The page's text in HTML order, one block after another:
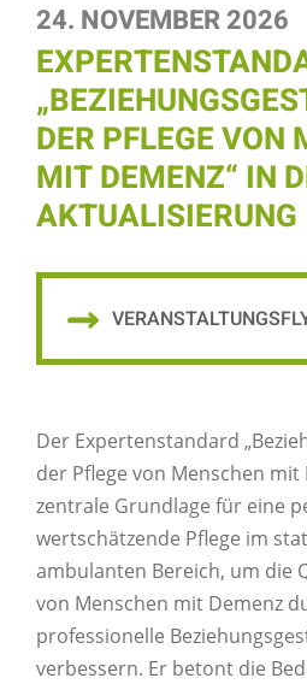
24. NOVEMBER 2026
DER PFLEGE VON
MIT DEMENZ“ IN
AKTUALISIERUNG
Der Expertenstandard
der Pflege von Menschen mit
zentrale Grundlage für eine
wertschätzende Pflege im
ambulanten Bereich, um die
von Menschen mit Demenz
professionelle
verbessern. Er betont die